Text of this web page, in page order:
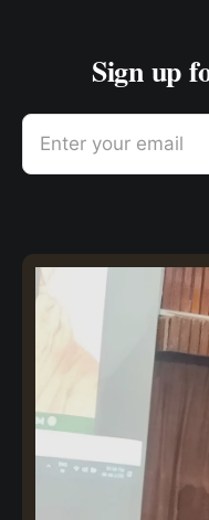
Sign up
Enter your email